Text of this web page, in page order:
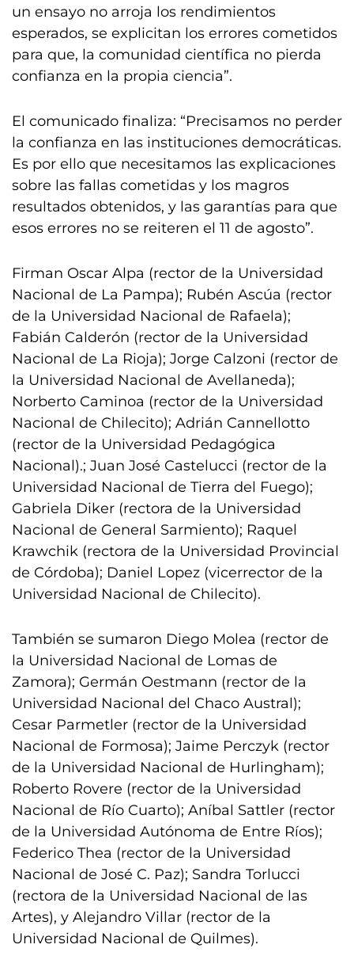
un ensayo no arroja los rendimientos
esperados, se explicitan los errores cometidos
para que, la comunidad científica no pierda
confianza en la propia ciencia”.
El comunicado finaliza: “Precisamos no perder
la confianza en las instituciones democráticas.
Es por ello que necesitamos las explicaciones
sobre las fallas cometidas y los magros
resultados obtenidos, y las garantías para que
esos errores no se reiteren el 11 de agosto”.
Firman Oscar Alpa (rector de la Universidad
Nacional de La Pampa); Rubén Ascúa (rector
de la Universidad Nacional de Rafaela);
Fabián Calderón (rector de la Universidad
Nacional de La Rioja); Jorge Calzoni (rector de
la Universidad Nacional de Avellaneda);
Norberto Caminoa (rector de la Universidad
Nacional de Chilecito); Adrián Cannellotto
(rector de la Universidad Pedagógica
Nacional).; Juan José Castelucci (rector de la
Universidad Nacional de Tierra del Fuego);
Gabriela Diker (rectora de la Universidad
Nacional de General Sarmiento); Raquel
Krawchik (rectora de la Universidad Provincial
de Córdoba); Daniel Lopez (vicerrector de la
Universidad Nacional de Chilecito).
También se sumaron Diego Molea (rector de
la Universidad Nacional de Lomas de
Zamora); Germán Oestmann (rector de la
Universidad Nacional del Chaco Austral);
Cesar Parmetler (rector de la Universidad
Nacional de Formosa); Jaime Perczyk (rector
de la Universidad Nacional de Hurlingham);
Roberto Rovere (rector de la Universidad
Nacional de Río Cuarto); Aníbal Sattler (rector
de la Universidad Autónoma de Entre Ríos);
Federico Thea (rector de la Universidad
Nacional de José C. Paz); Sandra Torlucci
(rectora de la Universidad Nacional de las
Artes), y Alejandro Villar (rector de la
Universidad Nacional de Quilmes).